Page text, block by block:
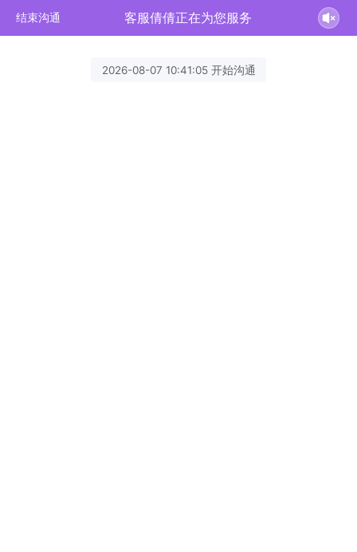
结束沟通 客服倩倩正在为您服务
2026-08-07 10:41:05 开始沟通